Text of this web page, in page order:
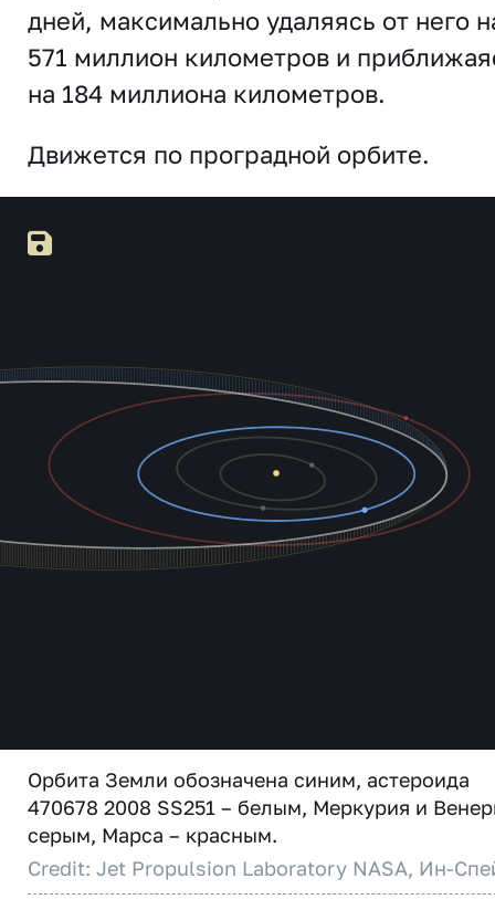
дней, максимально удаляясь от него
571 миллион километров и
на 184 миллиона километров.
Движется по проградной орбите.
Орбита Земли обозначена синим, астероида
470678 2008 SS251 – белым, Меркурия и
серым, Марса – красным.
Credit: Jet Propulsion Laboratory NASA, Ин-